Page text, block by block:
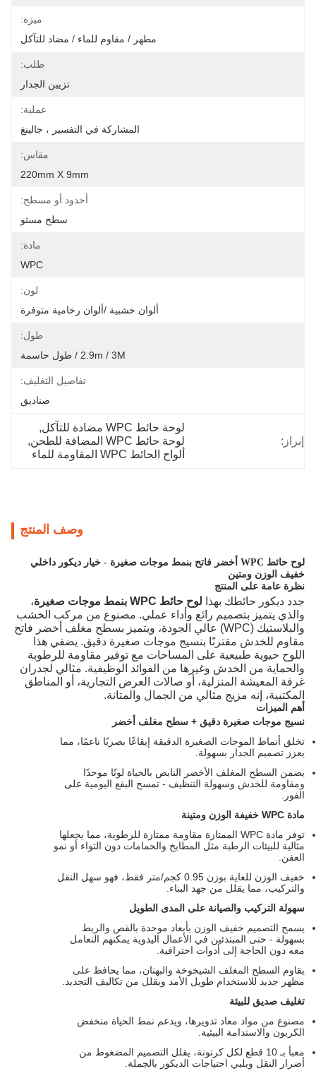
ميزة:
مطهر / مقاوم للماء / مضاد للتآكل
طلب:
تزيين الجدار
عملية:
المشاركة في التفسير ، جالينغ
مقاس:
220mm X 9mm
أخدود أو مسطح:
سطح مستو
مادة:
WPC
لون:
ألوان خشبية /ألوان رخامية متوفرة
طول:
2.9m / 3M / طول حاسمة
تفاصيل التغليف:
صناديق
إبراز:
لوحة حائط WPC مضادة للتآكل
,
لوحة حائط WPC المضافة للطحن
,
ألواح الحائط WPC المقاومة للماء
وصف المنتج
لوح حائط WPC أخضر فاتح بنمط موجات صغيرة - خيار ديكور داخلي
خفيف الوزن ومتين
نظرة عامة على المنتج
جدد ديكور حائطك بهذا لوح حائط WPC بنمط موجات صغيرة
،
والذي يتميز بتصميم رائع وأداء عملي. مصنوع من مركب الخشب
والبلاستيك (WPC) عالي الجودة، ويتميز بسطح مغلف أخضر فاتح
مقاوم للخدش مقترنًا بنسيج موجات صغيرة دقيق. يضفي هذا
اللوح حيوية طبيعية على المساحات مع توفير مقاومة للرطوبة
والحماية من الخدش وغيرها من الفوائد الوظيفية. مثالي لجدران
غرفة المعيشة المنزلية، أو صالات العرض التجارية، أو المناطق
المكتبية، إنه مزيج مثالي من الجمال والمتانة.
أهم الميزات
نسيج موجات صغيرة دقيق + سطح مغلف أخضر
تخلق أنماط الموجات الصغيرة الدقيقة إيقاعًا بصريًا ناعمًا، مما
يعزز تصميم الجدار بسهولة.
يضمن السطح المغلف الأخضر النابض بالحياة لونًا موحدًا
ومقاومة للخدش وسهولة التنظيف - تمسح البقع اليومية على
الفور.
مادة WPC خفيفة الوزن ومتينة
توفر مادة WPC الممتازة مقاومة ممتازة للرطوبة، مما يجعلها
مثالية للبيئات الرطبة مثل المطابخ والحمامات دون التواء أو نمو
العفن.
خفيف الوزن للغاية بوزن 0.95 كجم/متر فقط، فهو سهل النقل
والتركيب، مما يقلل من جهد البناء.
سهولة التركيب والصيانة على المدى الطويل
يسمح التصميم خفيف الوزن بأبعاد موحدة بالقص والربط
بسهولة - حتى المبتدئين في الأعمال اليدوية يمكنهم التعامل
معه دون الحاجة إلى أدوات احترافية.
يقاوم السطح المغلف الشيخوخة والبهتان، مما يحافظ على
مظهر جديد للاستخدام طويل الأمد ويقلل من تكاليف التجديد.
تغليف صديق للبيئة
مصنوع من مواد معاد تدويرها، ويدعم نمط الحياة منخفض
الكربون والاستدامة البيئية.
معبأ بـ 10 قطع لكل كرتونة، يقلل التصميم المضغوط من
أضرار النقل ويلبي احتياجات الديكور بالجملة.